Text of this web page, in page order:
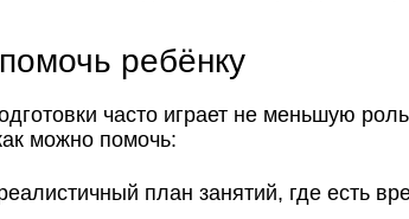
ребёнку
часто играет не меньшую
можно помочь:
план занятий, где есть